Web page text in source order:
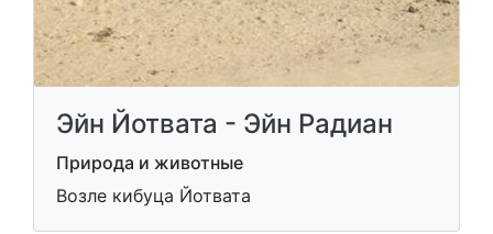
Эйн Йотвата - Эйн Радиан
Природа и животные
Возле кибуца Йотвата